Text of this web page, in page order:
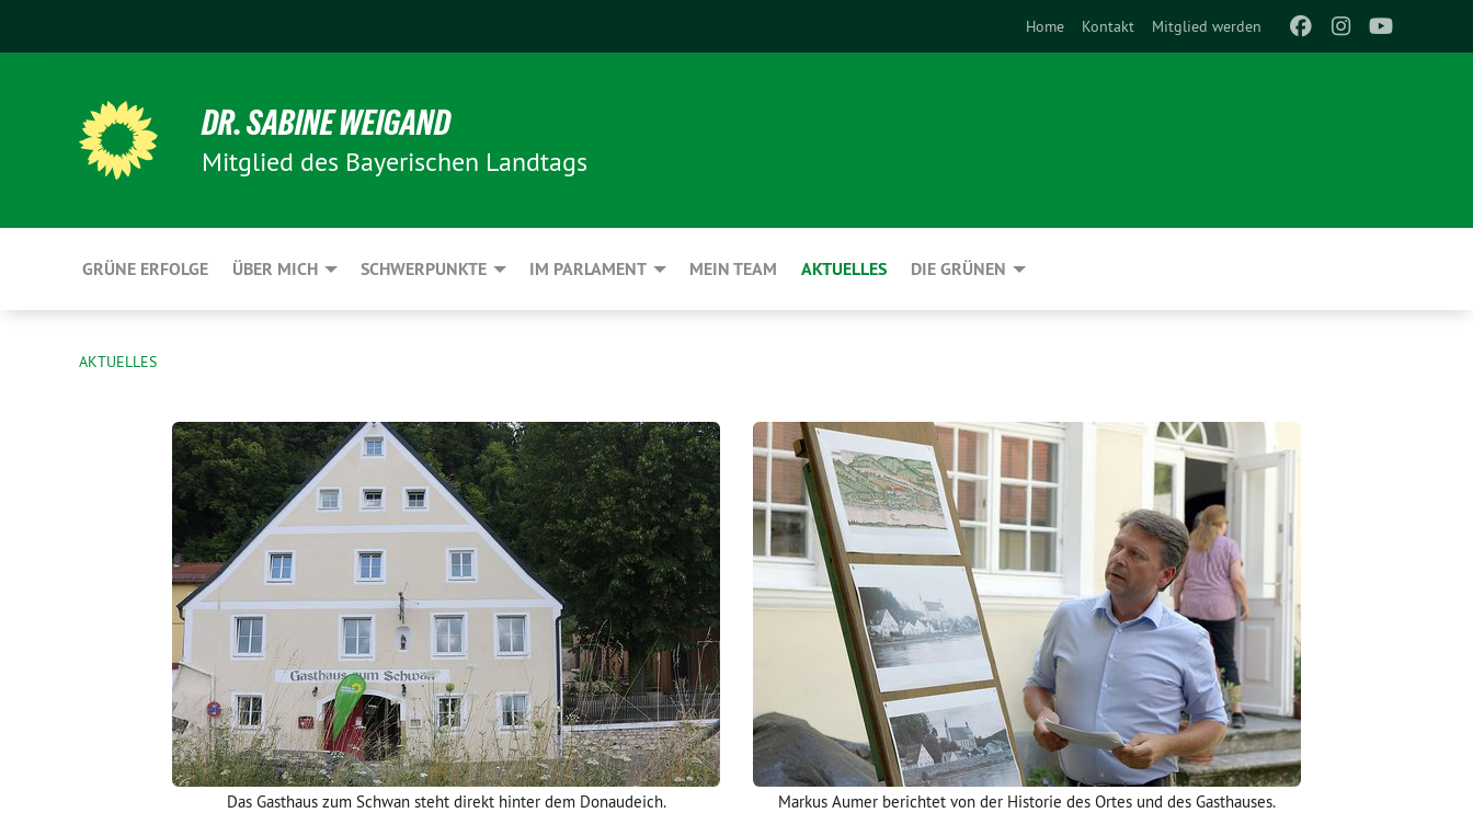
Home Kontakt Mitglied werden
DR. SABINE WEIGAND
Mitglied des Bayerischen Landtags
GRÜNE ERFOLGE ÜBER MICH SCHWERPUNKTE IM PARLAMENT MEIN TEAM AKTUELLES DIE GRÜNEN
AKTUELLES
Das Gasthaus zum Schwan steht direkt hinter dem Donaudeich. Markus Aumer berichtet von der Historie des Ortes und des Gasthauses.